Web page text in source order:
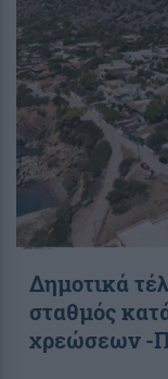
Δημοτικά
σταθμός
χρεώσεων -